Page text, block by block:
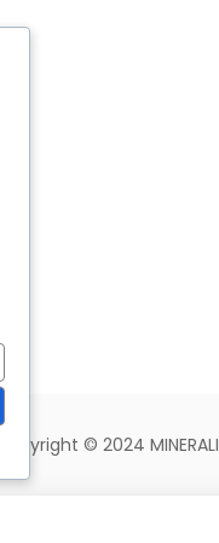
Copyright © 2024 MINERALI